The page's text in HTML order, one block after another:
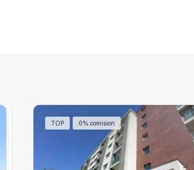
TOP 0% comision